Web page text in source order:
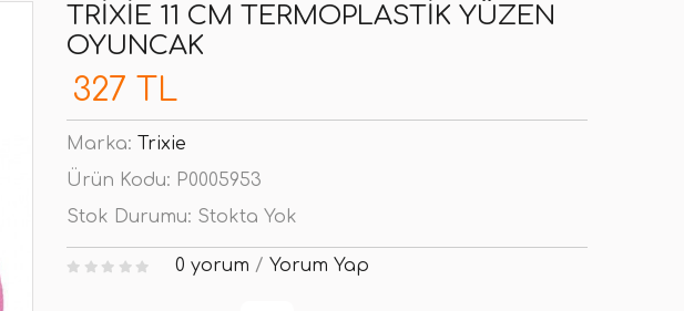
TRIXIE 11 CM TERMOPLASTIK YÜZEN
OYUNCAK
327 TL
Marka: Trixie
Ürün Kodu: P0005953
Stok Durumu: Stokta Yok
0 yorum / Yorum Yap